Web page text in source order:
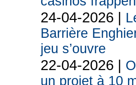
24-04-2026 |
Barrière
jeu s’ouvre
22-04-2026 |
un projet à 10